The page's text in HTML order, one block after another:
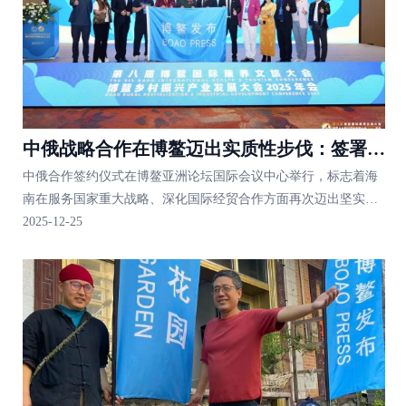
中俄战略合作在博鳌迈出实质性步伐：签署五
年全面合作协议，共绘海南自贸港与西伯利亚
资源联动新蓝图
中俄合作签约仪式在博鳌亚洲论坛国际会议中心举行，标志着海
南在服务国家重大战略、深化国际经贸合作方面再次迈出坚实一
步。
2025-12-25